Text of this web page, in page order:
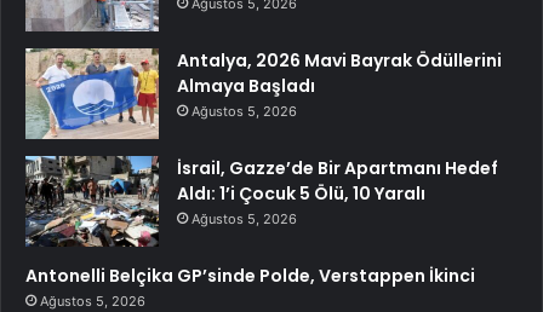
Ağustos 5, 2026
Antalya, 2026 Mavi Bayrak Ödüllerini
Almaya Başladı
Ağustos 5, 2026
İsrail, Gazze’de Bir Apartmanı Hedef
Aldı: 1’i Çocuk 5 Ölü, 10 Yaralı
Ağustos 5, 2026
Antonelli Belçika GP’sinde Polde, Verstappen İkinci
Ağustos 5, 2026